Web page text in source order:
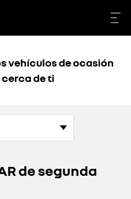
vehículos de ocasión
de ti
de segunda